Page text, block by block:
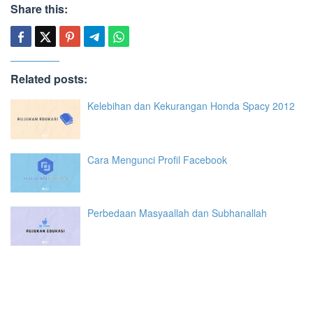
Share this:
Related posts:
Kelebihan dan Kekurangan Honda Spacy 2012
Cara Mengunci Profil Facebook
Perbedaan Masyaallah dan Subhanallah